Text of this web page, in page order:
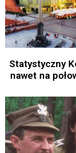
Statystyczny
nawet na